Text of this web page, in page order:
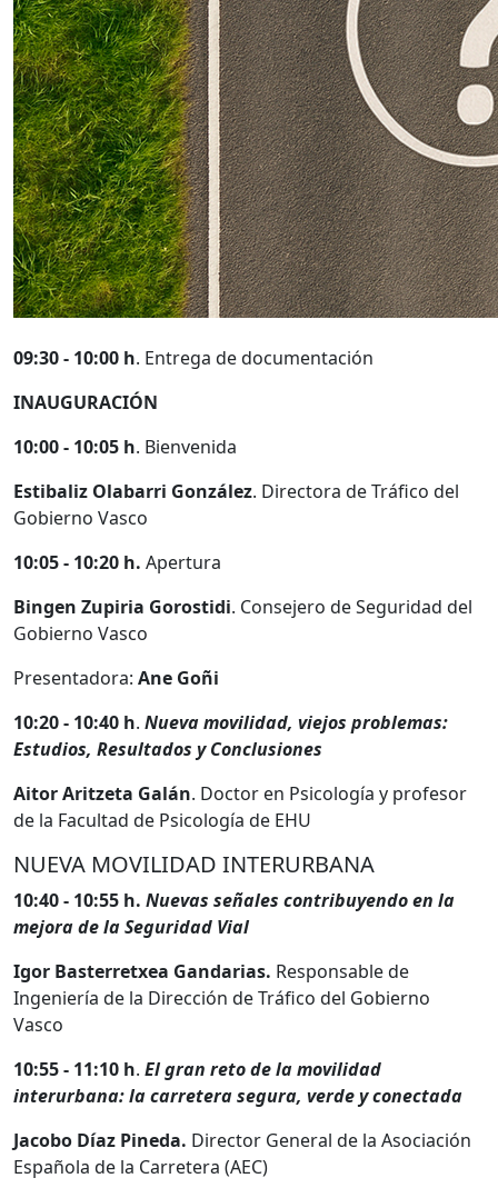
09:30 - 10:00 h. Entrega de documentación
INAUGURACIÓN
10:00 - 10:05 h. Bienvenida
Estibaliz Olabarri González. Directora de Tráfico del
Gobierno Vasco
10:05 - 10:20 h. Apertura
Bingen Zupiria Gorostidi. Consejero de Seguridad del
Gobierno Vasco
Presentadora: Ane Goñi
10:20 - 10:40 h. Nueva movilidad, viejos problemas:
Estudios, Resultados y Conclusiones
Aitor Aritzeta Galán. Doctor en Psicología y profesor
de la Facultad de Psicología de EHU
NUEVA MOVILIDAD INTERURBANA
10:40 - 10:55 h. Nuevas señales contribuyendo en la
mejora de la Seguridad Vial
Igor Basterretxea Gandarias. Responsable de
Ingeniería de la Dirección de Tráfico del Gobierno
Vasco
10:55 - 11:10 h. El gran reto de la movilidad
interurbana: la carretera segura, verde y conectada
Jacobo Díaz Pineda. Director General de la Asociación
Española de la Carretera (AEC)